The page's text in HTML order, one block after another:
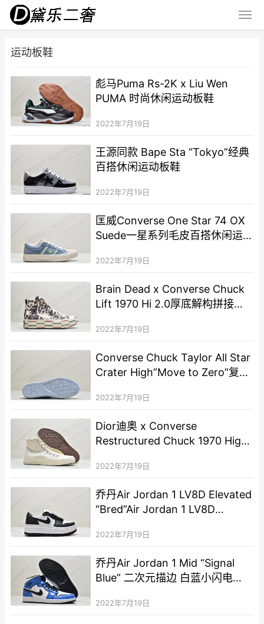
运动板鞋
彪马Puma Rs-2K x Liu Wen
PUMA 时尚休闲运动板鞋
2022年7月19日
王源同款 Bape Sta “Tokyo”经典
百搭休闲运动板鞋
2022年7月19日
匡威Converse One Star 74 OX
Suede一星系列毛皮百搭休闲运
2022年7月19日
Brain Dead x Converse Chuck
Lift 1970 Hi 2.0厚底解构拼接二
2022年7月19日
Converse Chuck Taylor All Star
Crater High”Move to Zero”复古
白海洋蓝”
2022年7月19日
Dior迪奥 x Converse
Restructured Chuck 1970 High”
高帮硫化休闲运动板鞋“迪奥蓝
2022年7月19日
乔丹Air Jordan 1 LV8D Elevated
“Bred”Air Jordan 1 LV8D
2022年7月19日
乔丹Air Jordan 1 Mid “Signal
Blue” 二次元描边 白蓝小闪电
2022年7月19日